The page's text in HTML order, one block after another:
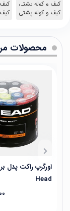
کیف و کوله پشتی
کیف و کوله پشتی
محصولات
اورگرپ راکت پدل
Head